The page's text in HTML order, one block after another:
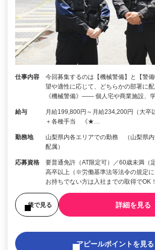
仕事内容
今回募集するのは【機械警備】と【警
望や適性に応じて、どちらかの部署に
《機械警備》―― 個人宅や商業施設、
給与
月給199,800円～月給234,200円（大卒
＋各種手当 《★…
勤務地
山梨県内各エリアでの勤務 （山梨県
配属）
応募資格
要普通免許（AT限定可）／60歳未満（
高卒以上（※労働基準法等法令の規定
お持ちでない方は入社までの取得でOK！
後で見る 詳細を見る
アピールポイントを見る